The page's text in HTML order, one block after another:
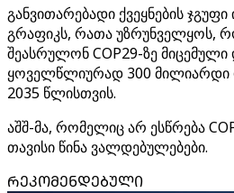
განვითარებადი ქვეყნების
გრაფიკს, რათა უზრუნველყოს,
შეასრულონ COP29-ზე მიცემული
ყოველწლიურად 300
2035 წლისთვის.
აშშ-მა, რომელიც არ ესწრება
თავისი წინა ვალდებულებები.
ᲠᲔᲙᲝᲛᲔᲜᲓᲔᲑᲣᲚᲘ